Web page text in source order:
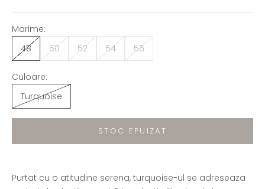
Marime:
48
50 52 54 56
Culoare:
Turquoise
STOC EPUIZAT
Purtat cu o atitudine serena, turquoise-ul se adreseaza